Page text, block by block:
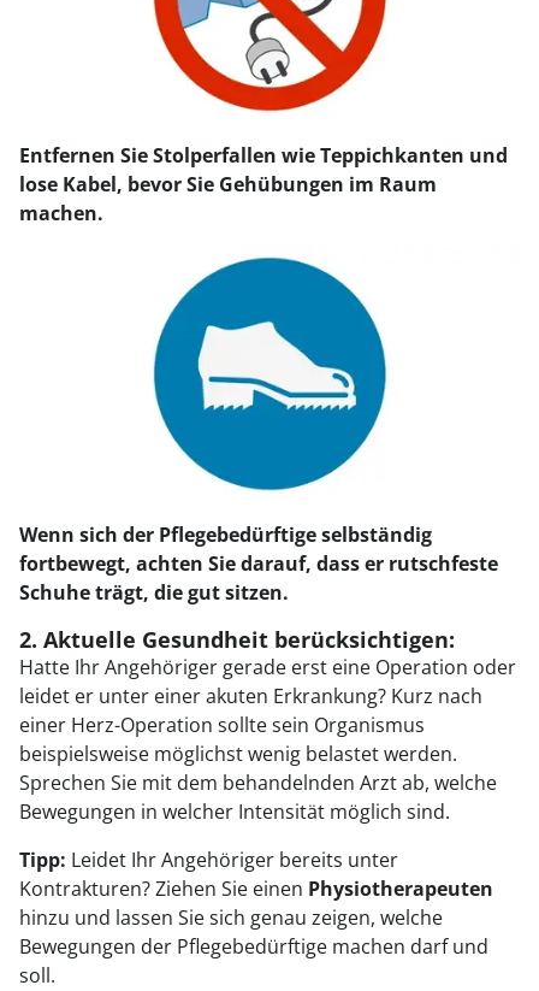
Entfernen Sie Stolperfallen wie Teppichkanten und
lose Kabel, bevor Sie Gehübungen im Raum
machen.
Wenn sich der Pflegebedürftige selbständig
fortbewegt, achten Sie darauf, dass er rutschfeste
Schuhe trägt, die gut sitzen.
2. Aktuelle Gesundheit berücksichtigen:
Hatte Ihr Angehöriger gerade erst eine Operation oder
leidet er unter einer akuten Erkrankung? Kurz nach
einer Herz-Operation sollte sein Organismus
beispielsweise möglichst wenig belastet werden.
Sprechen Sie mit dem behandelnden Arzt ab, welche
Bewegungen in welcher Intensität möglich sind.
Tipp: Leidet Ihr Angehöriger bereits unter
Kontrakturen? Ziehen Sie einen Physiotherapeuten
hinzu und lassen Sie sich genau zeigen, welche
Bewegungen der Pflegebedürftige machen darf und
soll.